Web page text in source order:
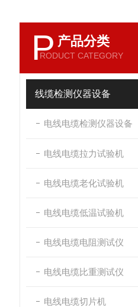
P 产品分类
RODUCT CATEGORY
线缆检测仪器设备
电线电缆检测仪器设备
电线电缆拉力试验机
电线电缆老化试验机
电线电缆低温试验机
电线电缆电阻测试仪
电线电缆比重测试仪
电线电缆切片机